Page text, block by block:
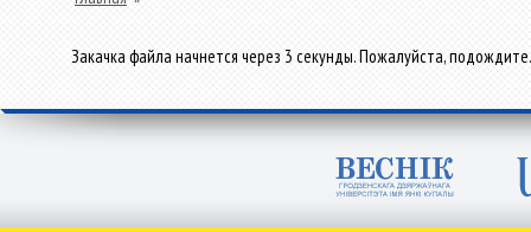
Закачка файла начнется через 3 секунды. Пожалуйста, подождите.